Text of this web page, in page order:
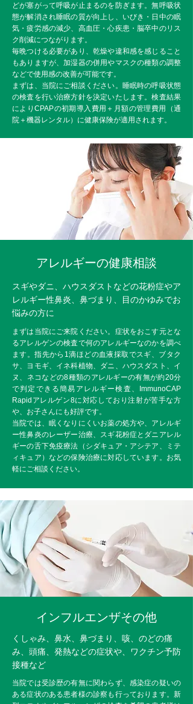
どが塞がって呼吸が止まるのを防ぎます。無呼吸状
態が解消され睡眠の質が向上し、いびき・日中の眠
気・疲労感の減少、高血圧・心疾患・脳卒中のリス
ク削減につながります。
毎晩つける必要があり、乾燥や違和感を感じること
もありますが、加湿器の併用やマスクの種類の調整
などで使用感の改善が可能です。
まずは、当院にご相談ください。睡眠時の呼吸状態
の検査を行い治療方針を決定いたします。検査結果
によりCPAPの初期導入費用＋月額の管理費用（通
院＋機器レンタル）に健康保険が適用されます。
アレルギーの健康相談
スギやダニ、ハウスダストなどの花粉症やア
レルギー性鼻炎、鼻づまり、目のかゆみでお
悩みの方に
まずは当院にご来院ください。症状をおこす元とな
るアレルゲンの検査で何のアレルギーなのかを調べ
ます。指先から1滴ほどの血液採取でスギ、ブタク
サ、ヨモギ、イネ科植物、ダニ、ハウスダスト、イ
ヌ、ネコなどの8種類のアレルギーの有無が約20分
で判定できる簡易アレルギー検査、ImmunoCAP
Rapidアレルゲン8に対応しており注射が苦手な方
や、お子さんにも好評です。
当院では、眠くなりにくいお薬の処方や、アレルギ
ー性鼻炎のレーザー治療、スギ花粉症とダニアレル
ギーの舌下免疫療法（シダキュア・アシテア、ミテ
ィキュア）などの保険治療に対応しています。お気
軽にご相談ください。
インフルエンザその他
くしゃみ、鼻水、鼻づまり、咳、のどの痛
み、頭痛、発熱などの症状や、ワクチン予防
接種など
当院では受診歴の有無に関わらず、感染症の疑いの
ある症状のある患者様の診察も行っております。新